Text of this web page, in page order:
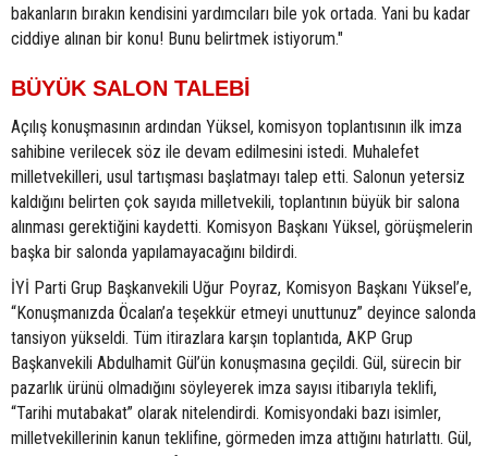
bakanların bırakın kendisini yardımcıları bile yok ortada. Yani bu kadar
ciddiye alınan bir konu! Bunu belirtmek istiyorum."
BÜYÜK SALON TALEBİ
Açılış konuşmasının ardından Yüksel, komisyon toplantısının ilk imza
sahibine verilecek söz ile devam edilmesini istedi. Muhalefet
milletvekilleri, usul tartışması başlatmayı talep etti. Salonun yetersiz
kaldığını belirten çok sayıda milletvekili, toplantının büyük bir salona
alınması gerektiğini kaydetti. Komisyon Başkanı Yüksel, görüşmelerin
başka bir salonda yapılamayacağını bildirdi.
İYİ Parti Grup Başkanvekili Uğur Poyraz, Komisyon Başkanı Yüksel’e,
“Konuşmanızda Öcalan’a teşekkür etmeyi unuttunuz” deyince salonda
tansiyon yükseldi. Tüm itirazlara karşın toplantıda, AKP Grup
Başkanvekili Abdulhamit Gül’ün konuşmasına geçildi. Gül, sürecin bir
pazarlık ürünü olmadığını söyleyerek imza sayısı itibarıyla teklifi,
“Tarihi mutabakat” olarak nitelendirdi. Komisyondaki bazı isimler,
milletvekillerinin kanun teklifine, görmeden imza attığını hatırlattı. Gül,